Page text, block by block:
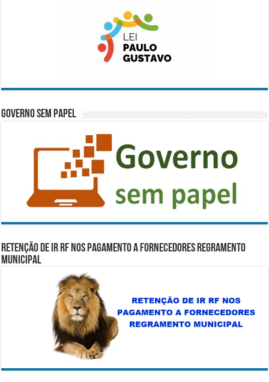
Governo Sem Papel
RETENÇÃO DE IR RF NOS PAGAMENTO A FORNECEDORES REGRAMENTO
MUNICIPAL